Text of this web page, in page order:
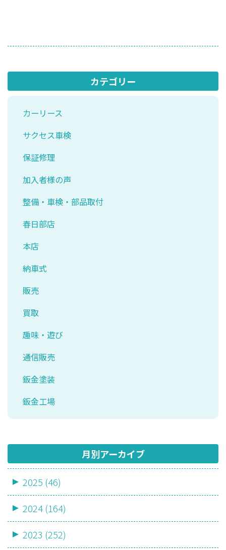
カテゴリー
カーリース
サクセス車検
保証修理
加入者様の声
整備・車検・部品取付
春日部店
本店
納車式
販売
買取
趣味・遊び
通信販売
鈑金塗装
鈑金工場
月別アーカイブ
2025 (46)
2024 (164)
2023 (252)